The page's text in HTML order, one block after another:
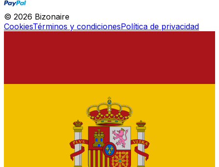
© 2026 Bizonaire
CookiesTérminos y condicionesPolítica de privacidad